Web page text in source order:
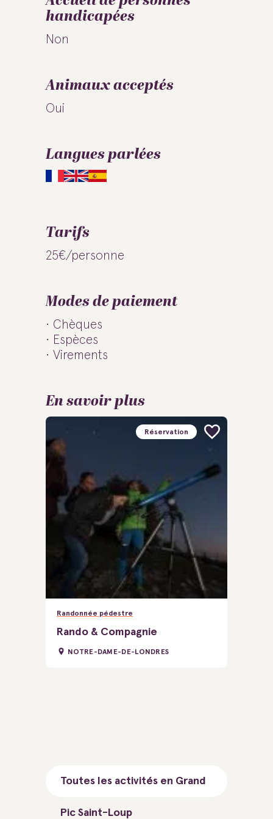
handicapées
Non
Animaux acceptés
Oui
Langues parlées
Tarifs
25€/personne
Modes de paiement
Chèques
Espèces
Virements
En savoir plus
Randonnée pédestre
Rando & Compagnie
NOTRE-DAME-DE-LONDRES
Réservation
Toutes les activités en Grand
Pic Saint-Loup